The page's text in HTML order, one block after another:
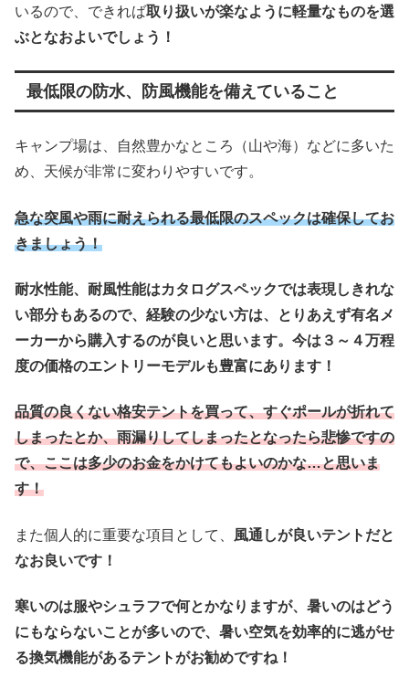
いるので、できれば取り扱いが楽なように軽量なものを選
ぶとなおよいでしょう！
最低限の防水、防風機能を備えていること
キャンプ場は、自然豊かなところ（山や海）などに多いた
め、天候が非常に変わりやすいです。
急な突風や雨に耐えられる最低限のスペックは確保してお
きましょう！
耐水性能、耐風性能はカタログスペックでは表現しきれな
い部分もあるので、経験の少ない方は、とりあえず有名メ
ーカーから購入するのが良いと思います。今は３～４万程
度の価格のエントリーモデルも豊富にあります！
品質の良くない格安テントを買って、すぐポールが折れて
しまったとか、雨漏りしてしまったとなったら悲惨ですの
で、ここは多少のお金をかけてもよいのかな…と思いま
す！
また個人的に重要な項目として、 風通しが良いテントだと
なお良いです！
寒いのは服やシュラフで何とかなりますが、暑いのはどう
にもならないことが多いので、暑い空気を効率的に逃がせ
る換気機能があるテントがお勧めですね！